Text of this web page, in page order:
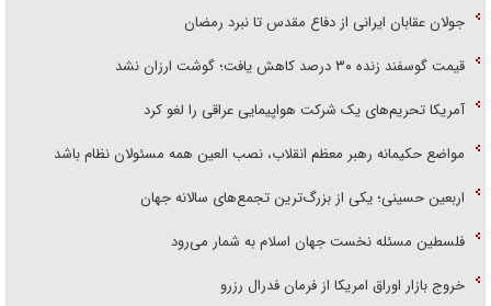
جولان عقابان ایرانی از دفاع مقدس تا نبرد رمضان
قیمت گوسفند زنده ۳۰ درصد کاهش یافت؛ گوشت ارزان نشد
آمریکا تحریم‌های یک شرکت هواپیمایی عراقی را لغو کرد
مواضع حکیمانه رهبر معظم انقلاب، نصب العین همه مسئولان نظام باشد
اربعین حسینی؛ یکی از بزرگ‌ترین تجمع‌های سالانه جهان
فلسطین مسئله نخست جهان اسلام به شمار می‌رود
خروج بازار اوراق امریکا از فرمان فدرال رزرو